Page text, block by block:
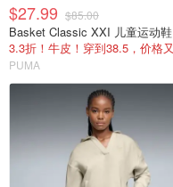
$27.99 $85.00
Basket Classic XXI 儿童运动鞋
PUMA